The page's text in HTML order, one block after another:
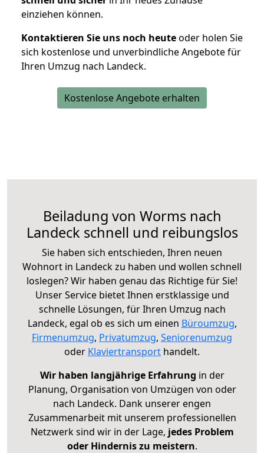
einziehen können.
Kontaktieren Sie uns noch heuteoder holen Sie
sich kostenlose und unverbindliche Angebote für
Ihren Umzug nach Landeck.
Kostenlose Angebote erhalten
Beiladung von Worms nach
Landeck schnell und reibungslos
Sie haben sich entschieden, Ihren neuen
Wohnort in Landeck zu haben und wollen schnell
loslegen? Wir haben genau das Richtige für Sie!
Unser Service bietet Ihnen erstklassige und
schnelle Lösungen, für Ihren Umzug nach
Landeck, egal ob es sich um einen Büroumzug,
Firmenumzug, Privatumzug, Seniorenumzug
oder Klaviertransport handelt.
Wir haben langjährige Erfahrung in der
Planung, Organisation von Umzügen von oder
nach Landeck. Dank unserer engen
Zusammenarbeit mit unserem professionellen
Netzwerk sind wir in der Lage, jedes Problem
oder Hindernis zu meistern.